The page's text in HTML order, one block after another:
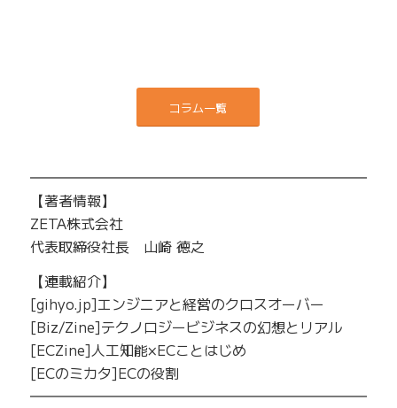
コラム一覧
【著者情報】
ZETA株式会社
代表取締役社長 山崎 徳之
【連載紹介】
[gihyo.jp]エンジニアと経営のクロスオーバー
[Biz/Zine]テクノロジービジネスの幻想とリアル
[ECZine]人工知能×ECことはじめ
[ECのミカタ]ECの役割